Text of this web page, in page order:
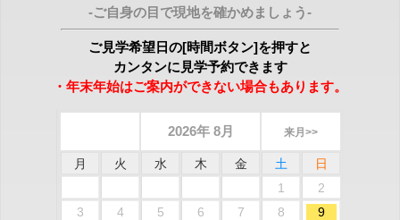
-ご自身の目で現地を確かめましょう-
ご見学希望日の[時間ボタン]を押すと
カンタンに見学予約できます
・年末年始はご案内ができない場合もあります。
2026年 8月 来月>>
月 火 水 木 金 土
日
1
2
3
4 5 6 7 8
9